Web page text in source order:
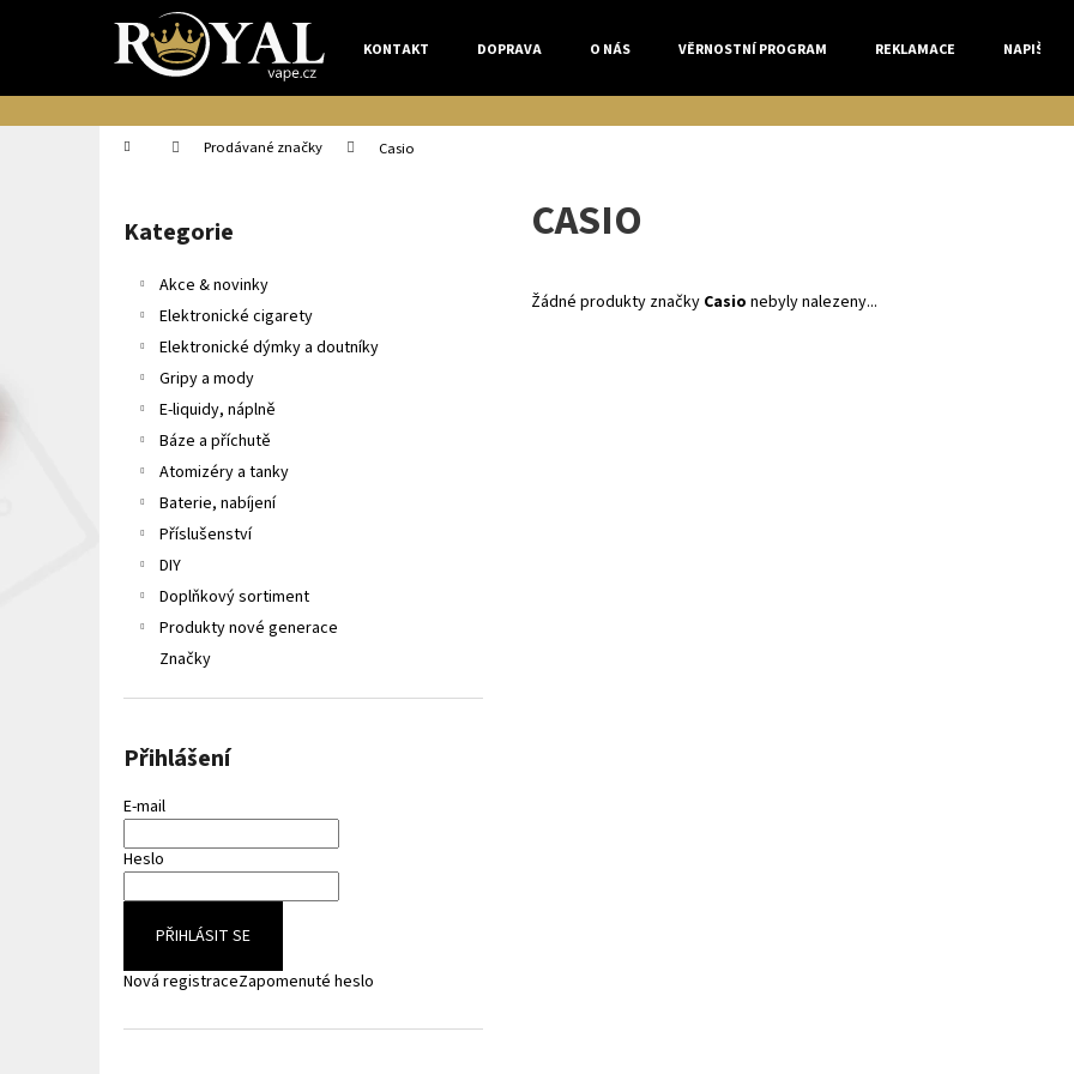
KONTAKT DOPRAVA O NÁS VĚRNOSTNÍ PROGRAM REKLAMACE NAPIŠTE
Domů Prodávané značky Casio
Přeskočit
kategorie
Kategorie
Akce & novinky
Elektronické cigarety
Elektronické dýmky a doutníky
Gripy a mody
E-liquidy, náplně
Báze a příchutě
Atomizéry a tanky
Baterie, nabíjení
Příslušenství
DIY
Doplňkový sortiment
Produkty nové generace
Značky
Přihlášení
E-mail
Heslo
PŘIHLÁSIT SE
Nová registraceZapomenuté heslo
CASIO
Žádné produkty značky Casio nebyly nalezeny...
í
k
Zpět
do
obchodu
Zpět
do
obchodu
Co potřebujete najít?
LIQUA ELEMENTS APPLE 10ML 6MG
149 Kč
Původně:165 Kč